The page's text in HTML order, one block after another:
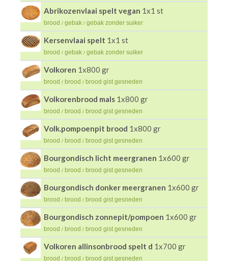
Abrikozenvlaai spelt vegan 1x1 st
brood / gebak / gebak zonder suiker
Kersenvlaai spelt 1x1 st
brood / gebak / gebak zonder suiker
Volkoren 1x800 gr
brood / brood / brood gist gesneden
Volkorenbrood mals 1x800 gr
brood / brood / brood gist gesneden
Volk.pompoenpit brood 1x800 gr
brood / brood / brood gist gesneden
Bourgondisch licht meergranen 1x600 gr
brood / brood / brood gist gesneden
Bourgondisch donker meergranen 1x600 gr
brood / brood / brood gist gesneden
Bourgondisch zonnepit/pompoen 1x600 gr
brood / brood / brood gist gesneden
Volkoren allinsonbrood spelt d 1x700 gr
brood / brood / brood gist gesneden